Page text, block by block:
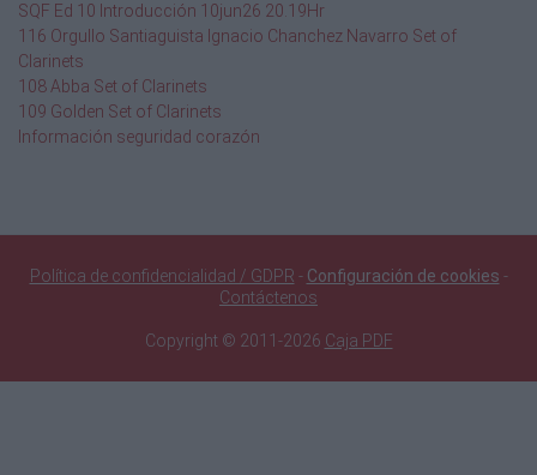
250
mm
320mm
500g
SQF Ed 10 Introducción 10jun26 20.19Hr
116 Orgullo Santiaguista Ignacio Chanchez Navarro Set of
Clarinets
108 Abba Set of Clarinets
109 Golden Set of Clarinets
Información seguridad corazón
Política de confidencialidad / GDPR - Configuración de cookies -
Contáctenos
Copyright © 2011-2026 Caja PDF